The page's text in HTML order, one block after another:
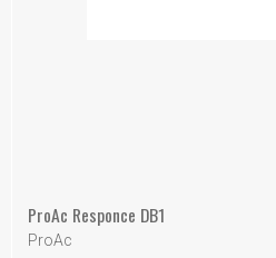
ProAc Responce DB1
ProAc